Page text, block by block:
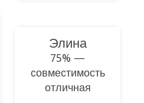
Элина
75% —
совместимость
отличная